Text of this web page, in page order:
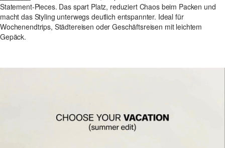
Statement-Pieces. Das spart Platz, reduziert Chaos beim Packen und
macht das Styling unterwegs deutlich entspannter. Ideal für
Wochenendtrips, Städtereisen oder Geschäftsreisen mit leichtem
Gepäck.